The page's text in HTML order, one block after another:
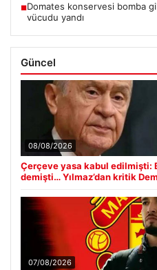
■Domates konservesi bomba
vücudu yandı
Güncel
08/08/2026
Çerçeve yasa kabul edilmişti:
demişti… Yılmaz’dan kritik
07/08/2026